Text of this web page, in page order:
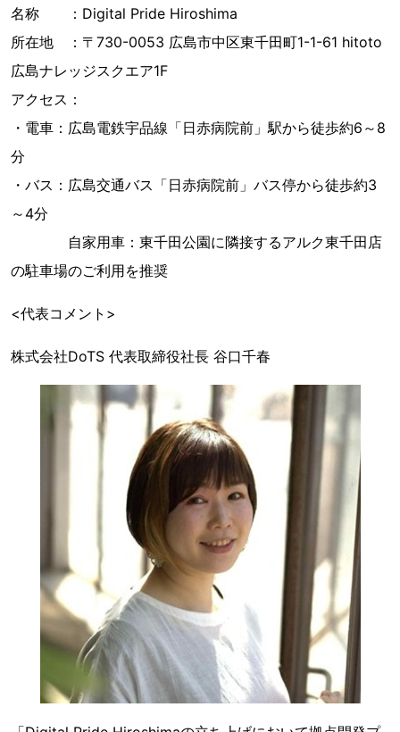
名称 ：Digital Pride Hiroshima
所在地 ：〒730-0053 広島市中区東千田町1-1-61 hitoto
広島ナレッジスクエア1F
アクセス：
・電車：広島電鉄宇品線「日赤病院前」駅から徒歩約6～8
分
・バス：広島交通バス「日赤病院前」バス停から徒歩約3
～4分
自家用車：東千田公園に隣接するアルク東千田店
の駐車場のご利用を推奨
<代表コメント>
株式会社DoTS 代表取締役社長 谷口千春